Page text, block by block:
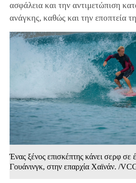
ασφάλεια και την αντιμετώπιση
ανάγκης, καθώς και την εποπτεία
Ένας ξένος επισκέπτης κάνει σερφ σε
Γουάνινγκ, στην επαρχία Χαϊνάν. /